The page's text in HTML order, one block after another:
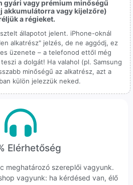
gyári vagy prémium minőségű
akkumulátorra vagy kijelzőre)
a régieket.
állapotot jelent. iPhone-oknál
alkatrész" jelzés, de ne aggódj, ez
üzenete – a telefonod ettől még
a dolgát! Ha valahol (pl. Samsung
minőségű az alkatrész, azt a
külön jelezzük neked.
Elérhetőség
meghatározó szereplői vagyunk.
vagyunk: ha kérdésed van, élő